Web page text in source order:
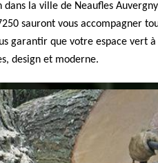
la ville de Neaufles
sauront vous accompagner
garantir que votre espace vert
design et moderne.